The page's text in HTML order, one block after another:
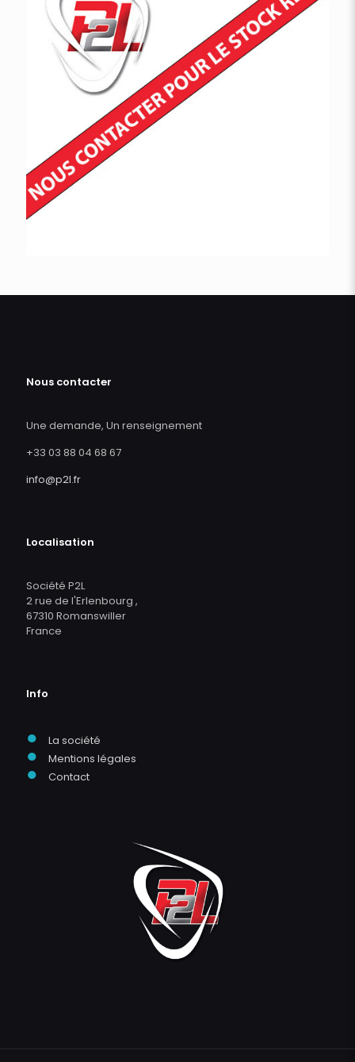
Nous contacter
Une demande, Un renseignement
+33 03 88 04 68 67
info@p2l.fr
Localisation
Société P2L
2 rue de l'Erlenbourg ,
67310 Romanswiller
France
Info
● La société
● Mentions légales
● Contact